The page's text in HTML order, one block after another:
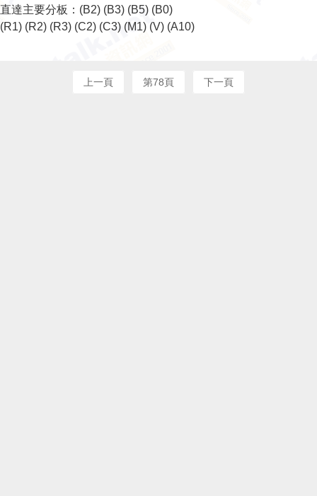
直達主要分板： (B2) (B3) (B5) (B0)
(R1) (R2) (R3) (C2) (C3) (M1) (V) (A10)
上一頁 第78頁 下一頁